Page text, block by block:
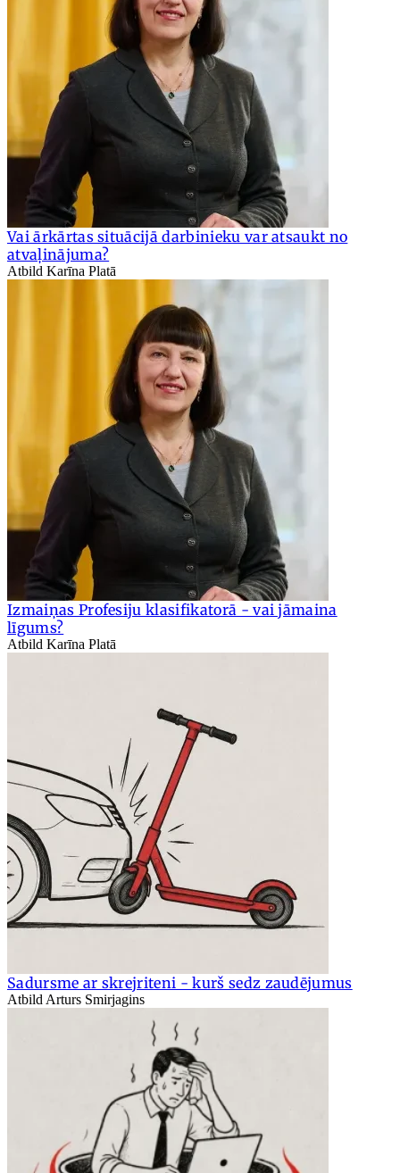
Vai ārkārtas situācijā darbinieku var atsaukt no
atvaļinājuma?
Atbild Karīna Platā
Izmaiņas Profesiju klasifikatorā - vai jāmaina
līgums?
Atbild Karīna Platā
Sadursme ar skrejriteni - kurš sedz zaudējumus
Atbild Arturs Smirjagins